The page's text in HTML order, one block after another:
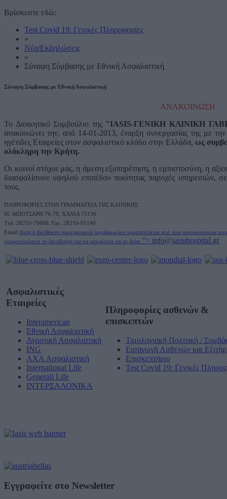
Βρίσκεστε εδώ:
Test Covid 19: Γενικές Πληροφορίες
»
Νέα/Εκδηλώσεις
»
Σύναψη Σύμβασης με Εθνική Ασφαλιστική
Σύναψη Σύμβασης με Εθνική Ασφαλιστική
ΑΝΑΚΟΙΝΩΣΗ
Το Διοικητικό Συμβούλιο της "IASIS-ΓΕΝΙΚΗ ΚΛΙΝΙΚΗ
ανακοινώνει την, από 14-01-2013, έναρξη συνεργασίας της με
ηγέτιδες Εταιρείες στον ασφαλιστικό κλάδο στην Ελλάδα, ως
ολόκληρη την Κρήτη.
Οι κοινοί στόχοι μας, η άμεση εξυπηρέτηση, η εμπιστοσύνη, η
διασφαλίσουν υψηλού επιπέδου ποιότητας παροχές υπηρεσιών,
τους.
ΠΛΗΡΟΦΟΡΙΕΣ ΣΤΗΝ ΓΡΑΜΜΑΤΕΙΑ ΤΗΣ ΚΛΙΝΙΚΗΣ
M. ΜΠΟΤΣΑΡΗ 76-78, ΧΑΝΙΑ 73136
Τηλ: 28210-70800, Fax: 28210-91140
Email:Αυτή η διεύθυνση ηλεκτρονικού ταχυδρομείου προστατεύεται από τους αυτοματισμούς
ενεργοποιήσετε τη JavaScript για να μπορέσετε να τη δείτε. "> info@iasishospital.gr
Ασφαλιστικές
Εταιρείες
Interamerican
Εθνική Ασφαλιστική
Αγροτική Ασφαλιστική
ING
AXA Ασφαλιστική
International Life
Generali Life
ΙΝΤΕΡΣΑΛΟΝΙΚΑ
Πληροφορίες ασθενών &
επισκεπτών
Τιμολογιακή Πολιτική /
Εισαγωγή Ασθενών και
Επισκεπτήριο
Test Covid 19: Γενικές
Εγγραφείτε στο Newsletter